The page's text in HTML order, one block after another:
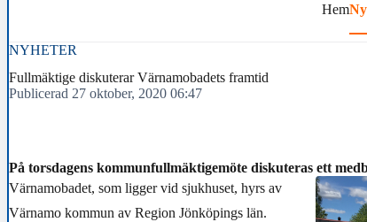
Hem
NYHETER
Fullmäktige diskuterar Värnamobadets framtid
Publicerad 27 oktober, 2020 06:47
På torsdagens kommunfullmäktigemöte diskuteras ett
Värnamobadet, som ligger vid sjukhuset, hyrs av
Värnamo kommun av Region Jönköpings län.